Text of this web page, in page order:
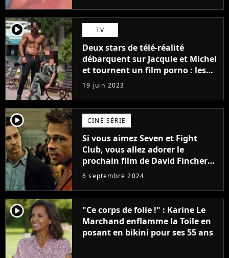
player2 TV
Deux stars de télé-réalité
débarquent sur Jacquie et Michel
et tournent un film porno : les
premières images du tournage
(exclu)
19 juin 2023
player2 CINÉ SÉRIE
Si vous aimez Seven et Fight
Club, vous allez adorer le
prochain film de David Fincher
avec lequel il se réinvente
complètement
6 septembre 2024
player2
"Ce corps de folie !" : Karine Le
Marchand enflamme la Toile en
posant en bikini pour ses 55 ans